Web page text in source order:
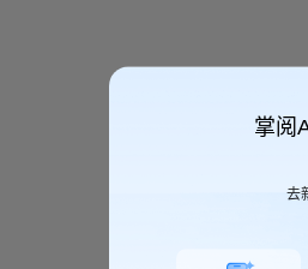
掌阅
去